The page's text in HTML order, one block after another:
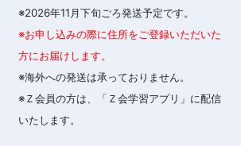
※2026年11月下旬ごろ発送予定です。
※お申し込みの際に住所をご登録いただいた
方にお届けします。
※海外への発送は承っておりません。
※Ｚ会員の方は、「Ｚ会学習アプリ」に配信
いたします。